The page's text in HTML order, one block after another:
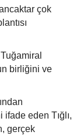
çok
birliğini ve
eden Tığlı,
gerçek